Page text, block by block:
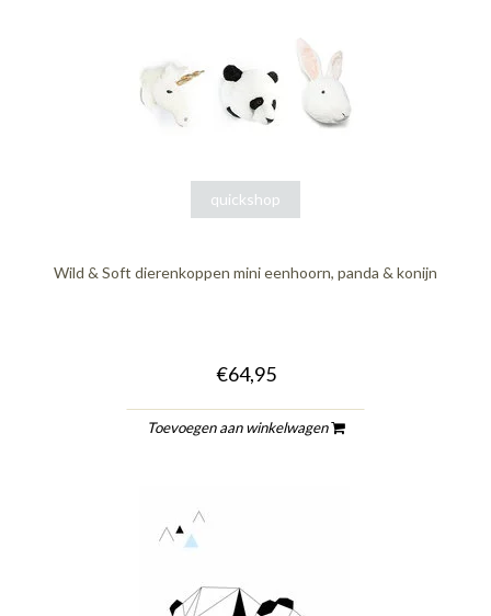
quickshop
Wild & Soft dierenkoppen mini eenhoorn, panda & konijn
€64,95
Toevoegen aan winkelwagen